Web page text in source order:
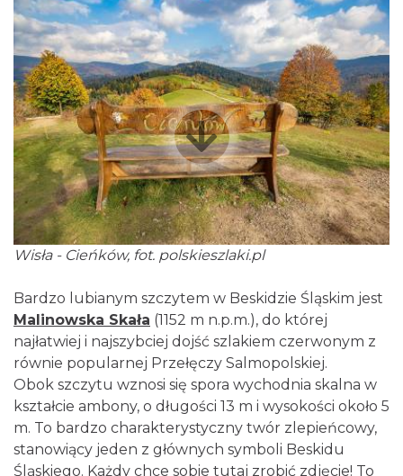
Wisła - Cieńków, fot. polskieszlaki.pl
Bardzo lubianym szczytem w Beskidzie Śląskim jest
Malinowska Skała (1152 m n.p.m.), do której
najłatwiej i najszybciej dojść szlakiem czerwonym z
równie popularnej Przełęczy Salmopolskiej.
Obok szczytu wznosi się spora wychodnia skalna w
kształcie ambony, o długości 13 m i wysokości około 5
m. To bardzo charakterystyczny twór zlepieńcowy,
stanowiący jeden z głównych symboli Beskidu
Śląskiego. Każdy chce sobie tutaj zrobić zdjęcie! To